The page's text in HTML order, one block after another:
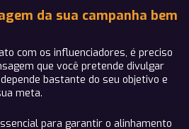
da sua campanha bem
com os influenciadores, é preciso
que você pretende divulgar
bastante do seu objetivo e
meta.
para garantir o alinhamento